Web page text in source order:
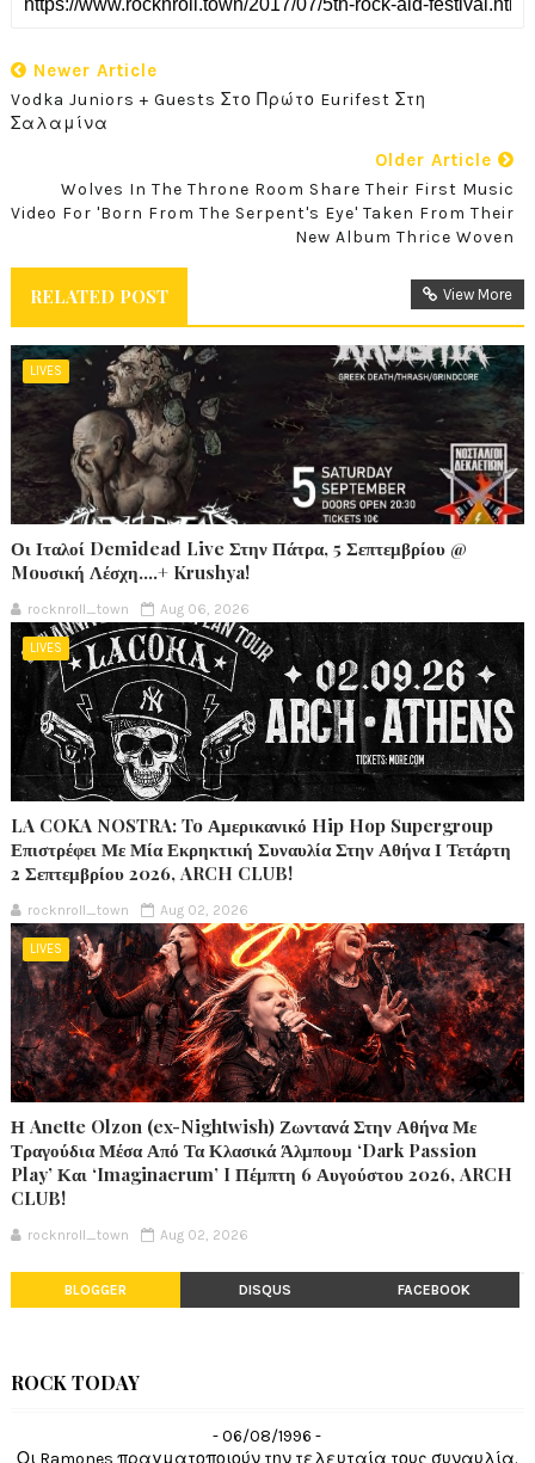
Newer Article
Vodka Juniors + Guests Στο Πρώτο Eurifest Στη
Σαλαμίνα
Older Article
Wolves In The Throne Room Share Their First Music
Video For 'Born From The Serpent's Eye' Taken From Their
New Album Thrice Woven
RELATED POST View More
LIVES
Οι Ιταλοί Demidead Live Στην Πάτρα, 5 Σεπτεμβρίου @
Moυσική Λέσχη….+ Krushya!
rocknroll_town Aug 06, 2026
LIVES
LA COKA NOSTRA: To Αμερικανικό Hip Hop Supergroup
Επιστρέφει Με Μία Εκρηκτική Συναυλία Στην Αθήνα Ι Τετάρτη
2 Σεπτεμβρίου 2026, ARCH CLUB!
rocknroll_town Aug 02, 2026
LIVES
Η Anette Olzon (ex-Nightwish) Ζωντανά Στην Αθήνα Με
Τραγούδια Μέσα Από Τα Κλασικά Άλμπουμ ‘Dark Passion
Play’ Και ‘Imaginaerum’ I Πέμπτη 6 Αυγούστου 2026, ARCH
CLUB!
rocknroll_town Aug 02, 2026
BLOGGER DISQUS FACEBOOK
ROCK TODAY
- 06/08/1996 -
Οι Ramones πραγματοποιούν την τελευταία τους συναυλία.